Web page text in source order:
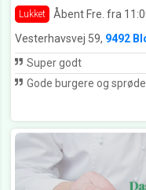
Lukket Åbent Fre. fra
Vesterhavsvej 59, 9492
Super godt
Gode burgere og sprøde pomfritter.